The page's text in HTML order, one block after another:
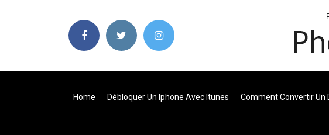
Home Débloquer Un Iphone Avec Itunes Comment Convertir Un